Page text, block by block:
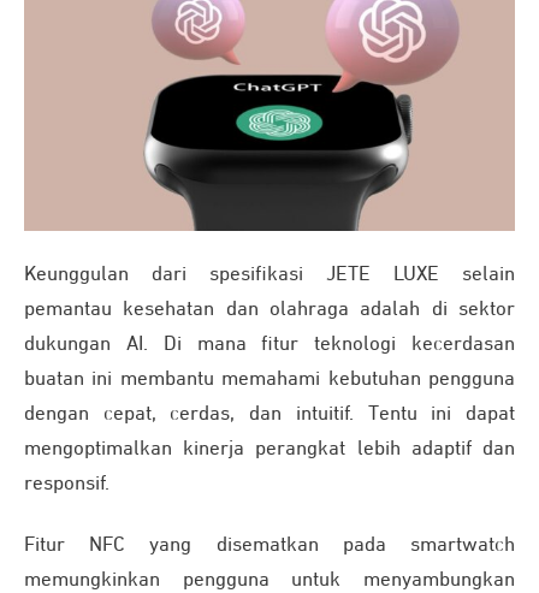
Keunggulan dari spesifikasi JETE LUXE selain
pemantau kesehatan dan olahraga adalah di sektor
dukungan AI. Di mana fitur teknologi kecerdasan
buatan ini membantu memahami kebutuhan pengguna
dengan cepat, cerdas, dan intuitif. Tentu ini dapat
mengoptimalkan kinerja perangkat lebih adaptif dan
responsif.
Fitur NFC yang disematkan pada smartwatch
memungkinkan pengguna untuk menyambungkan